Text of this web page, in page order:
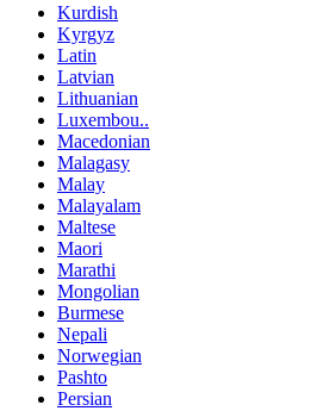
Kurdish
Kyrgyz
Latin
Latvian
Lithuanian
Luxembou..
Macedonian
Malagasy
Malay
Malayalam
Maltese
Maori
Marathi
Mongolian
Burmese
Nepali
Norwegian
Pashto
Persian